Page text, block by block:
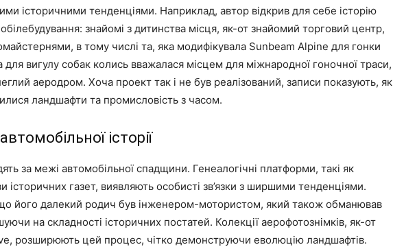
історичними тенденціями. Наприклад, автор відкрив для себе історію
знайомі з дитинства місця, як-от знайомий торговий центр,
в тому числі та, яка модифікувала Sunbeam Alpine для гонки
вигулу собак колись вважалася місцем для міжнародної гоночної траси,
аеродром. Хоча проект так і не був реалізований, записи показують, як
ландшафти та промисловість з часом.
історії
за межі автомобільної спадщини. Генеалогічні платформи, такі як
історичних газет, виявляють особисті зв’язки з ширшими тенденціями.
його далекий родич був інженером-мотористом, який також обманював
на складності історичних постатей. Колекції аерофотознімків, як-от
розширюють цей процес, чітко демонструючи еволюцію ландшафтів.